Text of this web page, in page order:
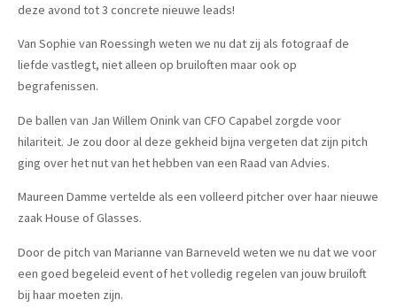
deze avond tot 3 concrete nieuwe leads!
Van Sophie van Roessingh weten we nu dat zij als fotograaf de
liefde vastlegt, niet alleen op bruiloften maar ook op
begrafenissen.
De ballen van Jan Willem Onink van CFO Capabel zorgde voor
hilariteit. Je zou door al deze gekheid bijna vergeten dat zijn pitch
ging over het nut van het hebben van een Raad van Advies.
Maureen Damme vertelde als een volleerd pitcher over haar nieuwe
zaak House of Glasses.
Door de pitch van Marianne van Barneveld weten we nu dat we voor
een goed begeleid event of het volledig regelen van jouw bruiloft
bij haar moeten zijn.